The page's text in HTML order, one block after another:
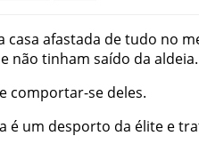
casa afastada detudo no
não tinham saído da aldeia.
comportar-se deles.
é um desporto da élite e